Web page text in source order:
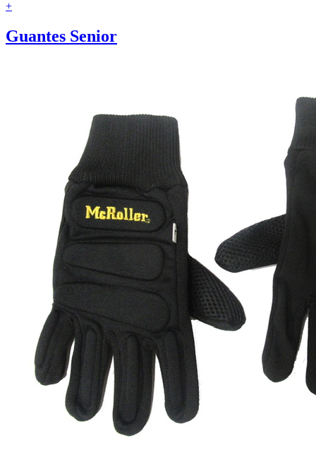
+
Guantes Senior